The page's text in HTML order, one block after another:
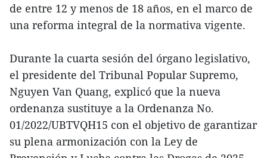
de entre 12 y menos de 18 años, en el marco de
una reforma integral de la normativa vigente.
Durante la cuarta sesión del órgano legislativo,
el presidente del Tribunal Popular Supremo,
Nguyen Van Quang, explicó que la nueva
ordenanza sustituye a la Ordenanza No.
01/2022/UBTVQH15 con el objetivo de garantizar
su plena armonización con la Ley de